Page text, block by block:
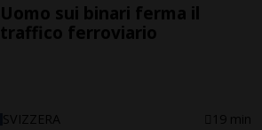
Uomo sui binari ferma il
traffico ferroviario
SVIZZERA 19 min